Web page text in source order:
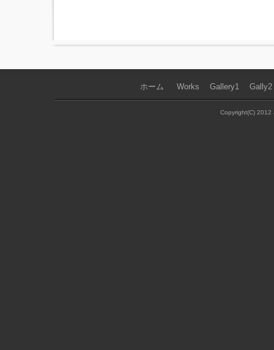
ホーム Works Gallery1｜ Gally2
Copyright(C) 2012